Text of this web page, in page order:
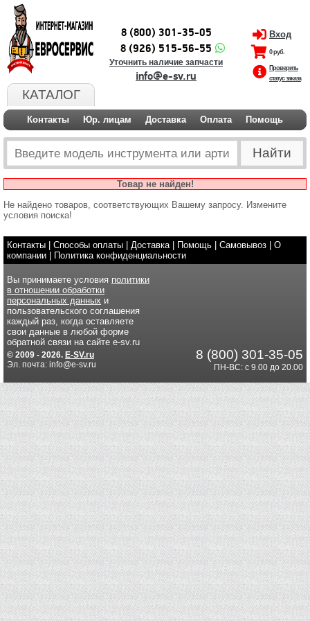
КАТАЛОГ
8 (800) 301-35-05
8 (926) 515-56-55
Уточнить наличие запчасти
info@e-sv.ru
Вход
0 руб.
Проверить
статус заказа
Контакты Юр. лицам Доставка Оплата Помощь
Товар не найден!
Не найдено товаров, соответствующих Вашему запросу. Измените
условия поиска!
Контакты Способы оплаты Доставка| Помощь Самовывоз
О
компании
Политика конфиденциальности
Вы принимаете условия политики
в отношении обработки
персональных данных и
пользовательского соглашения
каждый раз, когда оставляете
свои данные в любой форме
обратной связи на сайте e-sv.ru
© 2009 - 2026. E-SV.ru
Эл. почта: info@e-sv.ru
8 (800) 301-35-05
ПН-ВС: с 9.00 до 20.00